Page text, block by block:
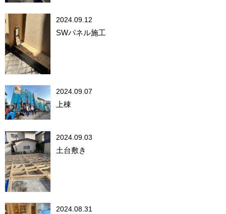
2024.09.12
SWパネル施工
2024.09.07
上棟
2024.09.03
土台敷き
2024.08.31